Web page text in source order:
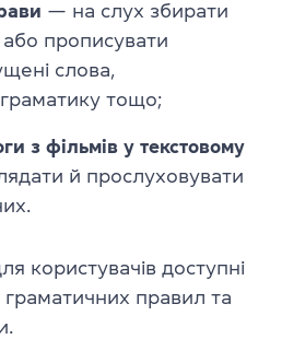
— на слух збирати
прописувати
слова,
тощо;
з фільмів у текстовому
й прослуховувати
користувачів доступні
правил та